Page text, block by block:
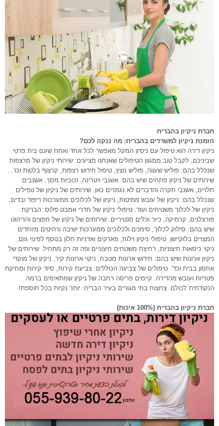
חברת ניקיון בהבריח
הזמנת ניקיון למשרדים בהבריח: מה ננקה לכם?
ניקיון דירה הוא טיפול עם ניסיון המקל מאפשר לכל אחד ואחת שעם בית פרטי
שביניכם, לקבל טוב ממגוון הטיפולים שאנחנו מציעים: שירותי ניקיון של מרצפות
שנכלל בהם: פוליש שעווה, פוליש נוצץ, טיפול חידוש רצפות, קרצוף בלטות וכו'…
שירותים של ניקיון פתחים שיש בהם: אשנבי ויטרינה, זכוכיות מסך, אשנבים
תלויים, אשנבי תקרה והדברים לא נגמרים כאן. שירותים של ניקיון של טפילים
שנכלל בהם: ניקיון של עובש ממיטות, ניקיון של לכלוכים ממערכות ריפוד ובדים,
ניקיון של לכלוך משטיחים ועוד. טיפולי ניקיון של חדרי אמבט פלוס: הברקת
פורצלנים, קרמיקה, כיור וכלים סנטיריים. שירותים של ניקיון של חפצים והריהוט
שיש בהם: סילוק לכלוך, סימנים ולכלוכים ממערכות ישיבה ורהיטים מיוחדים
המצויים בלוקיישן. טיפולי ניקיון וילות, פארקים ואדניות חלון בנוסף לפינוי גזם,
ניקוי כיסאות חיצוניות, רחיצת משטחים חיצוניים ופה זה רק מתחיל. שירותים של
ניקיון ארונות שיש בהם: חידוש ארונות מטבח, ניקוי ארונות קיר, ניקיון של מוקדי
אחסון בבית וכד'. טיפולים של צביעה הכוללים: צביעת קירות, סיוד קירות ומחיקת
פטריות ועובש מהדירה. קיימים פריסה רחבה של ניקיון שמתאימים ברמה
הנקודתית לכולם. צחצוח בתי מגורים בעיר הבריח: יותר נקיות בכל תוספת!
חברת ניקיון בהבריח (100% איכות)